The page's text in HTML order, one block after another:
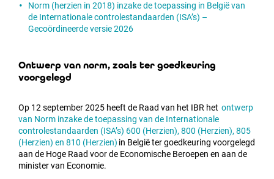
Norm (herzien in 2018) inzake de toepassing in België van
de Internationale controlestandaarden (ISA’s) –
Gecoördineerde versie 2026
Ontwerp van norm, zoals ter goedkeuring
voorgelegd
Op 12 september 2025 heeft de Raad van het IBR het ontwerp
van Norm inzake de toepassing van de Internationale
controlestandaarden (ISA’s) 600 (Herzien), 800 (Herzien), 805
(Herzien) en 810 (Herzien) in België ter goedkeuring voorgelegd
aan de Hoge Raad voor de Economische Beroepen en aan de
minister van Economie.